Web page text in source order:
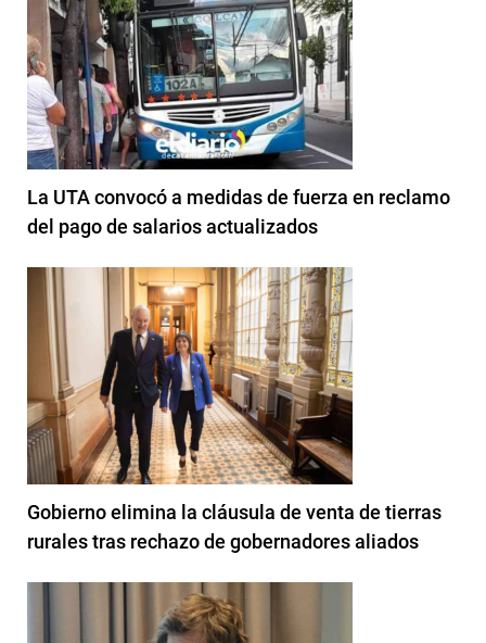
La UTA convocó a medidas de fuerza en reclamo
del pago de salarios actualizados
Gobierno elimina la cláusula de venta de tierras
rurales tras rechazo de gobernadores aliados